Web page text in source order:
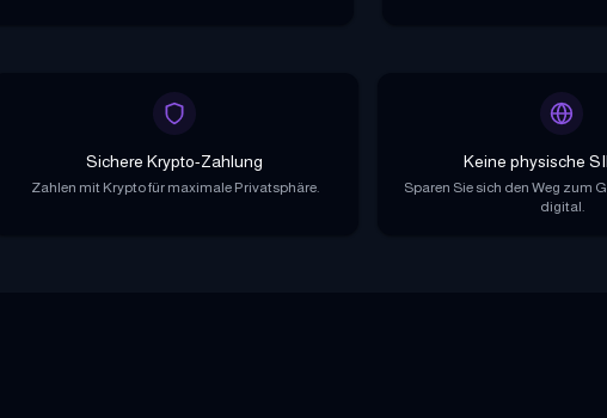
Sichere Krypto-Zahlung
Zahlen mit Krypto für maximale Privatsphäre.
Keine physische
Sparen Sie sich den Weg zum
digital.